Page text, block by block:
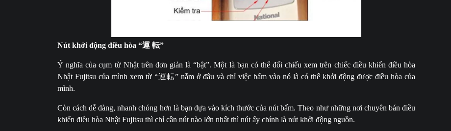
Nút khởi động điều hòa “運 転”
Ý nghĩa của cụm từ Nhật trên đơn giản là “bật”. Một là bạn có thể đối chiếu xem trên chiếc điều khiển điều hòa
Nhật Fujitsu của mình xem từ “運転” nằm ở đâu và chỉ việc bấm vào nó là có thể khởi động được điều hòa của
mình.
Còn cách dễ dàng, nhanh chóng hơn là bạn dựa vào kích thước của nút bấm. Theo như những nơi chuyên bán điều
khiển điều hòa Nhật Fujitsu thì chỉ cần nút nào lớn nhất thì nút ấy chính là nút khởi động nguồn.